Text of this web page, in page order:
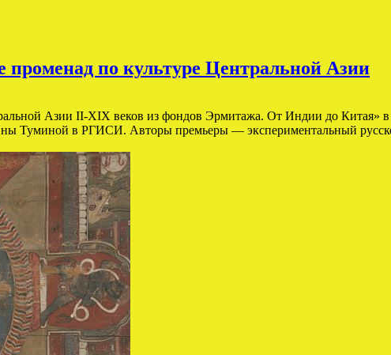
по культуре Центральной Азии
Азии II-XIX веков из фондов Эрмитажа. От Индии до Китая»
Туминой в РГИСИ. Авторы премьеры — экспериментальный